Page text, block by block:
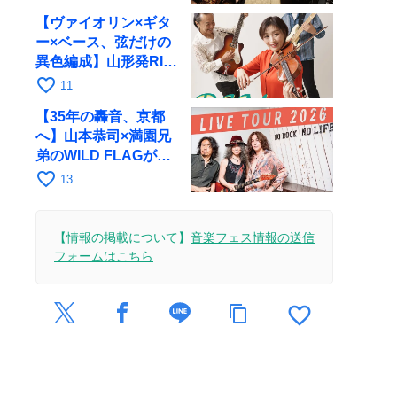
【ヴァイオリン×ギタ
ー×ベース、弦だけの
異色編成】山形発RIM
が初全国ツアーで8月
favorite_border 11
【35年の轟音、京都
へ】山本恭司×満園兄
弟のWILD FLAGが8
月6日にRAGでライブ
favorite_border 13
【情報の掲載について】 音楽フェス情報の送信
フォームはこちら
content_copy favorite_border